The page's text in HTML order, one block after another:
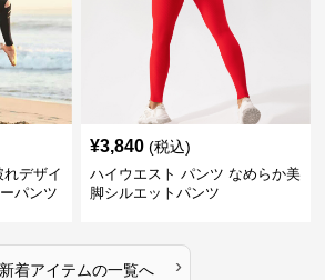
デザイ
パンツ
¥3,840 (税込)
ハイウエスト パンツ なめらか美
脚シルエットパンツ
新着アイテムの一覧へ ›